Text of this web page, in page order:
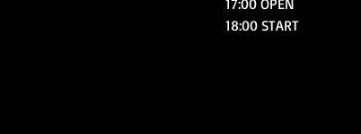
17:00 OPEN
18:00 START